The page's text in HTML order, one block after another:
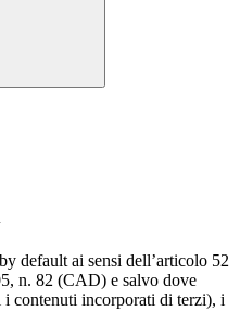
default ai sensi dell’articolo 52
n. 82 (CAD) e salvo dove
i contenuti incorporati di terzi), i